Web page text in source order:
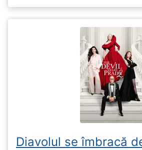
Diavolul se îmbracă